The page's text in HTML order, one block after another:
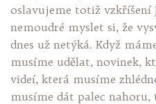
oslavujeme totiž vzkříšení
nemoudré myslet si, že
dnes už netýká. Když
musíme udělat, novinek,
videí, která musíme
musíme dát palec